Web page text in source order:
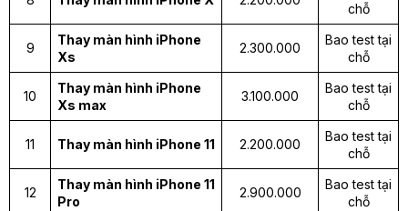
chỗ
9
Thay màn hình iPhone
Xs
2.300.000
Bao test tại
chỗ
10
Thay màn hình iPhone
Xs max
3.100.000
Bao test tại
chỗ
11 Thay màn hình iPhone 11 2.200.000
Bao test tại
chỗ
12
Thay màn hình iPhone 11
Pro
2.900.000
Bao test tại
chỗ